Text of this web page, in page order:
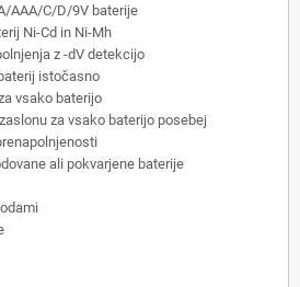
AAA/C/D/9V baterije
Ni-Cd in Ni-Mh
z -dV detekcijo
istočasno
vsako baterijo
za vsako baterijo posebej
ali pokvarjene baterije